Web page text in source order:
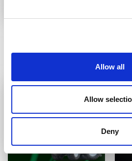
Allow all
Allow
Deny
TP MAGAZINE 01
Nuevo número de Tractor People
LEE
TP